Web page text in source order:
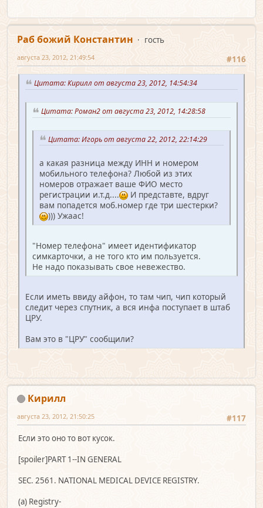
Раб божий Константин
гость
#116
августа 23, 2012, 21:49:54
Цитата: Кирилл от августа 23, 2012, 14:54:34
Цитата: Роман2 от августа 23, 2012, 14:28:58
Цитата: Игорь от августа 22, 2012, 22:14:29
а какая разница между ИНН и номером
мобильного телефона? Любой из этих
номеров отражает ваше ФИО место
регистрации и.т.д....
И представте, вдруг
вам попадется моб.номер где три шестерки?
))) Ужаас!
"Номер телефона" имеет идентификатор
симкарточки, а не того кто им пользуется.
Не надо показывать свое невежество.
Если иметь ввиду айфон, то там чип, чип который
следит через спутник, а вся инфа поступает в штаб
ЦРУ.
Вам это в "ЦРУ" сообщили?
Кирилл
#117
августа 23, 2012, 21:50:25
Если это оно то вот кусок.
[spoiler]PART 1--IN GENERAL
SEC. 2561. NATIONAL MEDICAL DEVICE REGISTRY.
(a) Registry-